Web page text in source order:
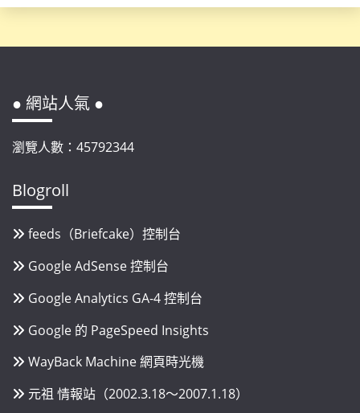
● 網站人氣 ●
瀏覽人數：45792344
Blogroll
feeds（Briefcake）控制台
Google AdSense 控制台
Google Analytics GA-4 控制台
Google 的 PageSpeed Insights
WayBack Machine 網頁時光機
元祖 情報站（2002.3.18～2007.1.18）